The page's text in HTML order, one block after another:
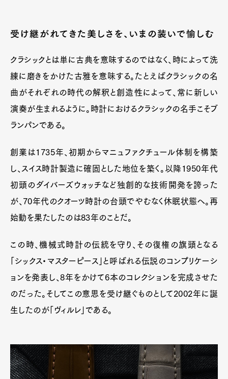
受け継がれてきた美しさを、いまの装いで愉しむ
クラシックとは単に古典を意味するのではなく、時によって洗
練に磨きをかけた古雅を意味する。たとえばクラシックの名
曲がそれぞれの時代の解釈と創造性によって、常に新しい
演奏が生まれるように。時計におけるクラシックの名手こそブ
ランパンである。
創業は1735年、初期からマニュファクチュール体制を構築
し、スイス時計製造に確固とした地位を築く。以降1950年代
初頭のダイバーズウォッチなど独創的な技術開発を誇った
が、70年代のクオーツ時計の台頭でやむなく休眠状態へ。再
始動を果たしたのは83年のことだ。
この時、機械式時計の伝統を守り、その復権の旗頭となる
「シックス・マスターピース」と呼ばれる伝説のコンプリケーシ
ョンを発表し、8年をかけて6本のコレクションを完成させた
のだった。そしてこの意思を受け継ぐものとして2002年に誕
生したのが「ヴィルレ」である。